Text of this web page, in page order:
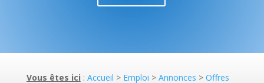
Vous êtes ici : Accueil > Emploi > Annonces > Offres